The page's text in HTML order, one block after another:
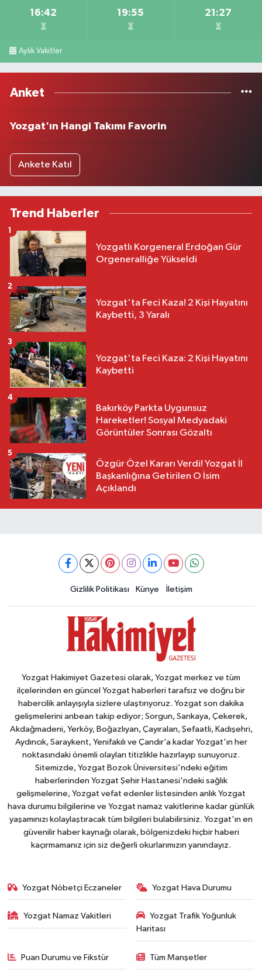
16:42 19:55 21:27
Aylık Vakitler
Anket
Yozgat'ın Hangi Takımı Favorin
Ankete Katıl
Trend Haberler
Yozgatlı Korgeneral Erdoğan Gür
Orgeneralliğe Yükseldi
1
Yozgat'ta Feci Kaza! 2 Kişi Hayatını
Kaybetti, 3 Yaralı
2
Yozgat'ta Feci Kaza: 2 Kişi Hayatını
Kaybetti
3
Bakırköy Parkta Uygunsuz
Hareketler! Sosyal Medyadaki
Görüntüler Sonrası Gözaltı
4
Özgür Özel Kararı Verdi! Yozgat İl
Başkanlığına Getirilen O İsim
Açıklandı
5
Gizlilik Politikası Künye İletişim
Yozgat Hakimiyet Gazetesi olarak, Yozgat merkez ve tüm
ilçelerinden en güncel Yozgat haberleri tarafsız ve doğru bir
habercilik anlayışıyla sizlere ulaştırıyoruz. Yozgat son dakika
gelişmelerini anbean takip ediyor; Sorgun, Sarıkaya, Çekerek,
Akdağmadeni, Yerköy, Boğazlıyan, Çayıralan, Şefaatli, Kadışehri,
Aydıncık, Saraykent, Yenifakılı ve Çandır’a kadar Yozgat'ın her
noktasındaki önemli olayları titizlikle hazırlayıp sunuyoruz.
Sitemizde, Yozgat Bozok Üniversitesi'ndeki eğitim
haberlerinden Yozgat Şehir Hastanesi'ndeki sağlık
gelişmelerine, Yozgat vefat edenler listesinden anlık Yozgat
hava durumu bilgilerine ve Yozgat namaz vakitlerine kadar günlük
yaşamınızı kolaylaştıracak tüm bilgileri bulabilirsiniz. Yozgat'ın en
güvenilir haber kaynağı olarak, bölgenizdeki hiçbir haberi
kaçırmamanız için siz değerli okurlarımızın yanındayız.
Yozgat Nöbetçi Eczaneler Yozgat Hava Durumu
Yozgat Namaz Vakitleri
Yozgat Trafik Yoğunluk
Haritası
Puan Durumu ve Fikstür Tüm Manşetler